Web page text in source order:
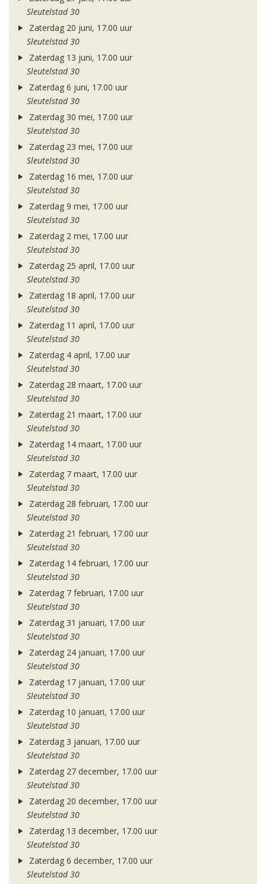
Sleutelstad 30
Zaterdag 20 juni, 17.00 uur
Sleutelstad 30
Zaterdag 13 juni, 17.00 uur
Sleutelstad 30
Zaterdag 6 juni, 17.00 uur
Sleutelstad 30
Zaterdag 30 mei, 17.00 uur
Sleutelstad 30
Zaterdag 23 mei, 17.00 uur
Sleutelstad 30
Zaterdag 16 mei, 17.00 uur
Sleutelstad 30
Zaterdag 9 mei, 17.00 uur
Sleutelstad 30
Zaterdag 2 mei, 17.00 uur
Sleutelstad 30
Zaterdag 25 april, 17.00 uur
Sleutelstad 30
Zaterdag 18 april, 17.00 uur
Sleutelstad 30
Zaterdag 11 april, 17.00 uur
Sleutelstad 30
Zaterdag 4 april, 17.00 uur
Sleutelstad 30
Zaterdag 28 maart, 17.00 uur
Sleutelstad 30
Zaterdag 21 maart, 17.00 uur
Sleutelstad 30
Zaterdag 14 maart, 17.00 uur
Sleutelstad 30
Zaterdag 7 maart, 17.00 uur
Sleutelstad 30
Zaterdag 28 februari, 17.00 uur
Sleutelstad 30
Zaterdag 21 februari, 17.00 uur
Sleutelstad 30
Zaterdag 14 februari, 17.00 uur
Sleutelstad 30
Zaterdag 7 februari, 17.00 uur
Sleutelstad 30
Zaterdag 31 januari, 17.00 uur
Sleutelstad 30
Zaterdag 24 januari, 17.00 uur
Sleutelstad 30
Zaterdag 17 januari, 17.00 uur
Sleutelstad 30
Zaterdag 10 januari, 17.00 uur
Sleutelstad 30
Zaterdag 3 januari, 17.00 uur
Sleutelstad 30
Zaterdag 27 december, 17.00 uur
Sleutelstad 30
Zaterdag 20 december, 17.00 uur
Sleutelstad 30
Zaterdag 13 december, 17.00 uur
Sleutelstad 30
Zaterdag 6 december, 17.00 uur
Sleutelstad 30